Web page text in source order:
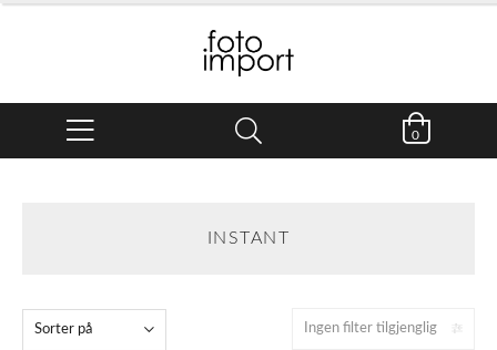
0
INSTANT
Ingen filter tilgjenglig
Sorter på